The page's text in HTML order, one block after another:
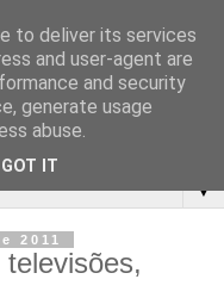
▼
2011
to deliver its services
and user-agent are
and security
generate usage
abuse.
GOT IT